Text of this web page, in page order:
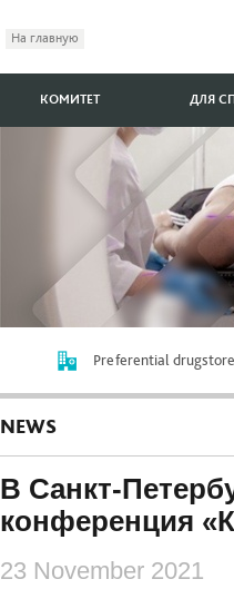
На главную
КОМИТЕТ ДЛЯ
Preferential
NEWS
В Санкт-
конференция
23 November 2021